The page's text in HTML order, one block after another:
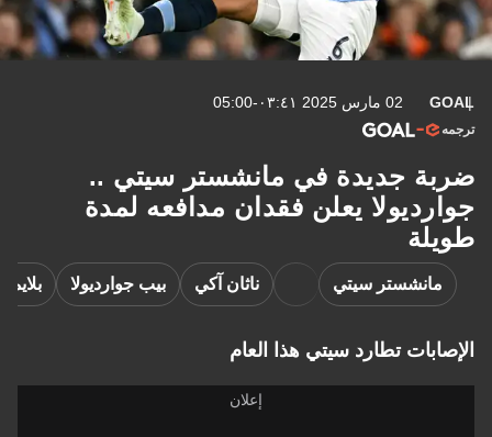
GOAL 02 مارس 2025 ٠٣:٤١-05:00
ترجمه
ضربة جديدة في مانشستر سيتي ..
جوارديولا يعلن فقدان مدافعه لمدة
طويلة
مانشستر سيتي ناثان آكي بيب جوارديولا
الإصابات تطارد سيتي هذا العام